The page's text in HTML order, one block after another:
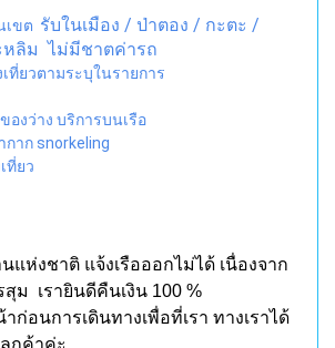
เขต รับในเมือง / ป่าตอง / กะตะ /
หลิม ไม่มีชาตค่ารถ
ที่ยวตามระบุในรายการ
องว่าง บริการบนเรือ
าก snorkeling
ที่ยว
แห่งชาติ แจ้งเรือออกไม่ได้ เนื่องจาก
ม เรายินดีคืนเงิน 100 %
ก่อนการเดินทางเพื่อที่เรา ทางเราได้